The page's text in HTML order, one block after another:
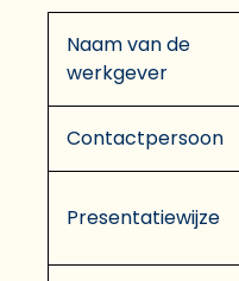
Naam van de
werkgever
Contactpersoon
Presentatiewijze